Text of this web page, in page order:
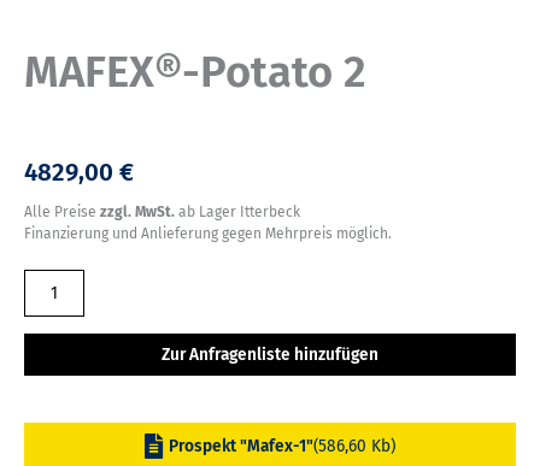
MAFEX®-Potato 2
4829,00 €
Alle Preise zzgl. MwSt. ab Lager Itterbeck
Finanzierung und Anlieferung gegen Mehrpreis möglich.
MAFEX®-
Potato
Menge
Zur Anfragenliste hinzufügen
Prospekt "Mafex-1"(586,60 Kb)